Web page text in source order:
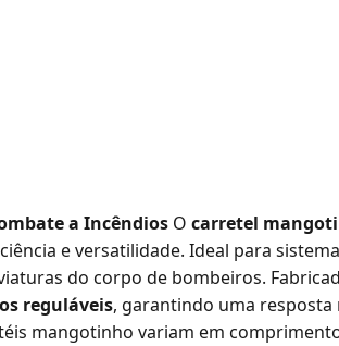
a Incêndios O carretel
e versatilidade. Ideal para
do corpo de bombeiros.
reguláveis, garantindo uma resposta
mangotinho variam em